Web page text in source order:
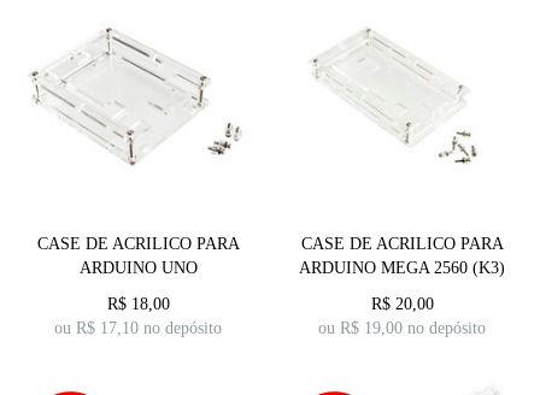
CASE DE ACRILICO PARA
ARDUINO UNO
R$ 18,00
ou R$ 17,10 no depósito
CASE DE ACRILICO PARA
ARDUINO MEGA 2560 (K3)
R$ 20,00
ou R$ 19,00 no depósito